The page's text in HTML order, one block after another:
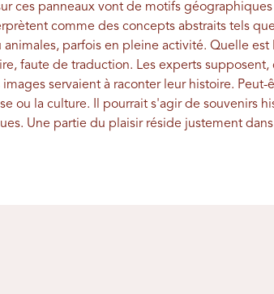
ces panneaux vont de motifs
comme des concepts abstraits tels
animales, parfois en pleine activité. Quelle est
faute de traduction. Les experts supposent,
servaient à raconter leur histoire. Peut-
ou la culture. Il pourrait s'agir de souvenirs
Une partie du plaisir réside justement